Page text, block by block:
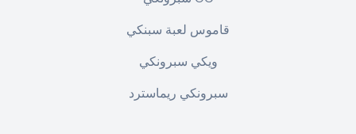
قاموس لعبة سبنكي
ويكي سبرونكي
سبرونكي ريماسترد